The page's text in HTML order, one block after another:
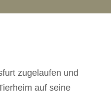
zugelaufen und
auf seine